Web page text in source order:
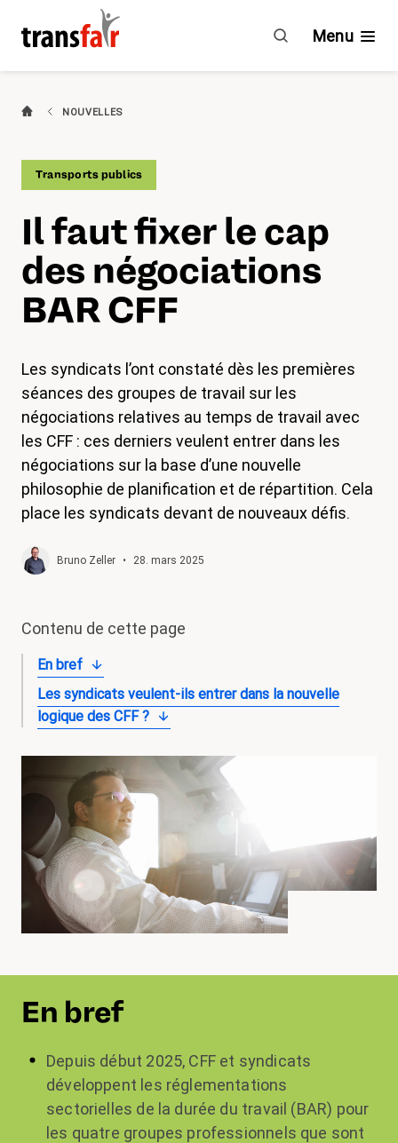
faut
le
BAR
CFF
Agenda
magazine
Shop
Contact
Initiative congé familial
Mon apprentissage. Mes droits.
Branches
Engagement
À propos de transfair
Avantages
Menu
NOUVELLES
Transports publics
Il faut fixer le cap
des négociations
BAR CFF
Les syndicats l’ont constaté dès les premières
séances des groupes de travail sur les
négociations relatives au temps de travail avec
les CFF : ces derniers veulent entrer dans les
négociations sur la base d’une nouvelle
philosophie de planification et de répartition. Cela
place les syndicats devant de nouveaux défis.
Bruno Zeller • 28. mars 2025
Contenu de cette page
En bref
Les syndicats veulent-ils entrer dans la nouvelle
logique des CFF ?
En bref
Depuis début 2025, CFF et syndicats
développent les réglementations
sectorielles de la durée du travail (BAR) pour
les quatre groupes professionnels que sont